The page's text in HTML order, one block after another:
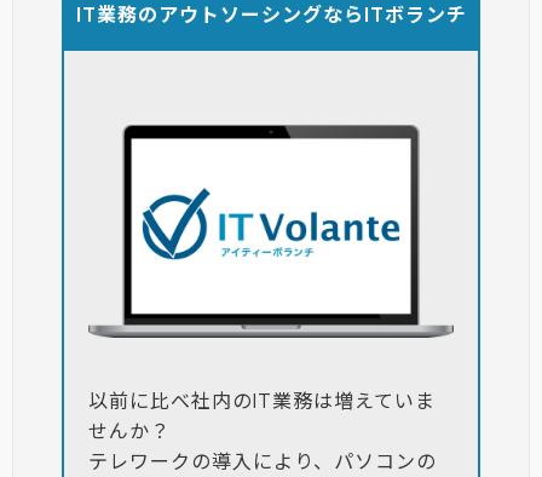
IT業務のアウトソーシングならITボランチ
以前に比べ社内のIT業務は増えていま
せんか？
テレワークの導入により、パソコンの